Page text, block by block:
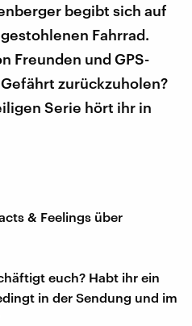
begibt sich auf
Fahrrad.
Freunden und GPS-
zurückzuholen?
Serie hört ihr in
& Feelings über
euch? Habt ihr ein
in der Sendung und im